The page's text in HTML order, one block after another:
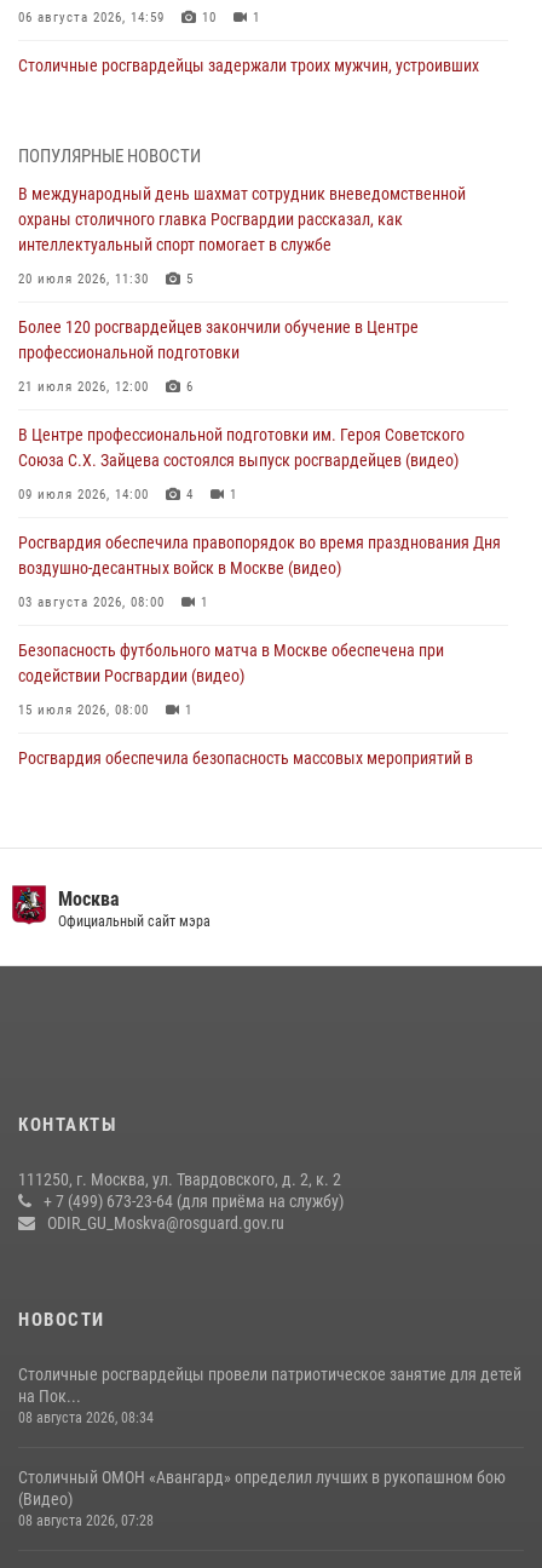
06 августа 2026, 14:59 10 1
Столичные росгвардейцы задержали троих мужчин, устроивших
матче в Москве обеспечила Росгвардия (видео)
06 августа 2026, 08:30
Столичные росгвардейцы задержали мужчину, устроившего дебош
05 августа 2026, 12:39
Московские росгвардейцы обеспечили безопасность проведения
05 августа 2026, 12:35
Делегация МВД Республики Беларусь ознакомилась с передовыми
04 августа 2026, 18:16 5
ПОПУЛЯРНЫЕ НОВОСТИ
В международный день шахмат сотрудник вневедомственной
охраны столичного главка Росгвардии рассказал, как
интеллектуальный спорт помогает в службе
20 июля 2026, 11:30 5
Более 120 росгвардейцев закончили обучение в Центре
профессиональной подготовки
21 июля 2026, 12:00 6
В Центре профессиональной подготовки им. Героя Советского
Союза С.Х. Зайцева состоялся выпуск росгвардейцев (видео)
09 июля 2026, 14:00 4 1
Росгвардия обеспечила правопорядок во время празднования Дня
воздушно-десантных войск в Москве (видео)
03 августа 2026, 08:00 1
Безопасность футбольного матча в Москве обеспечена при
содействии Росгвардии (видео)
15 июля 2026, 08:00 1
Росгвардия обеспечила безопасность массовых мероприятий в
чемпионат по самбо (виео)
15 июля 2026, 14:00 8
матче в Москве обеспечила Росгвардия (видео)
Росгвардецы проверили места массового пребывания молодежи в
Москва
Официальный сайт мэра
КОНТАКТЫ
111250, г. Москва, ул. Твардовского, д. 2, к. 2
+ 7 (499) 673-23-64 (для приёма на службу)
ODIR_GU_Moskva@rosguard.gov.ru
НОВОСТИ
Столичные росгвардейцы провели патриотическое занятие для детей
на Пок...
08 августа 2026, 08:34
Столичный ОМОН «Авангард» определил лучших в рукопашном бою
(Видео)
08 августа 2026, 07:28